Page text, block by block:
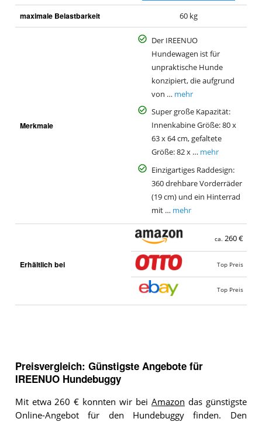
maximale Belastbarkeit 60 kg
Merkmale
Der IREENUO
Hundewagen ist für
unpraktische Hunde
konzipiert, die aufgrund
von … mehr
Super große Kapazität:
Innenkabine Größe: 80 x
63 x 64 cm, gefaltete
Größe: 82 x … mehr
Einzigartiges Raddesign:
360 drehbare Vorderräder
(19 cm) und ein Hinterrad
mit … mehr
Erhältlich bei
ca. 260 €
Top Preis
Top Preis
Preisvergleich: Günstigste Angebote für
IREENUO Hundebuggy
Mit etwa 260 € konnten wir beiAmazon das günstigste
Online-Angebot für den Hundebuggy finden. Den